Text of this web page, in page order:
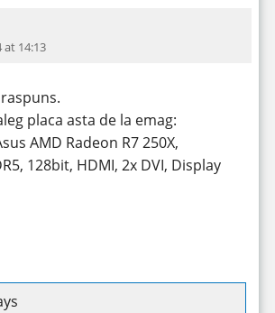
at 14:13
placa asta de la emag:
AMD Radeon R7 250X,
128bit, HDMI, 2x DVI, Display